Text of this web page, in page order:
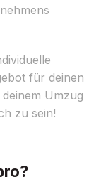
für deinen
Umzug
zu sein!